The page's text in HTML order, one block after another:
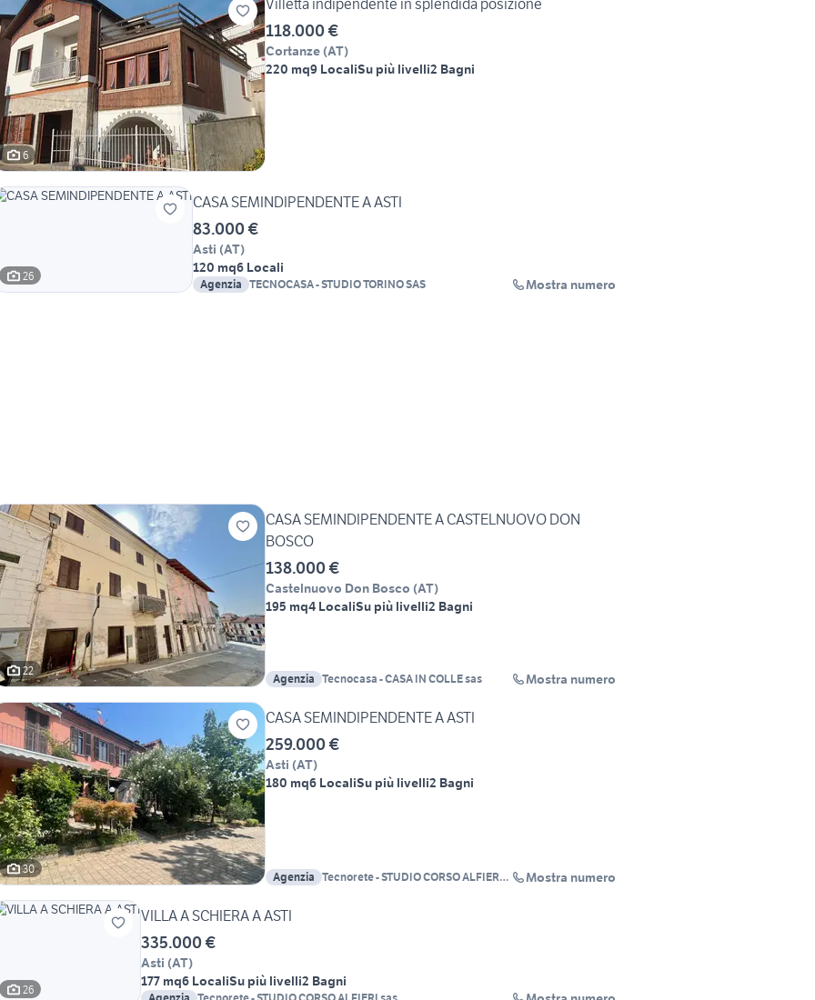
6
Villetta indipendente in splendida posizione
118.000 €
Cortanze (AT)
220 mq9 LocaliSu più livelli2 Bagni
26
CASA SEMINDIPENDENTE A ASTI
83.000 €
Asti (AT)
120 mq6 Locali
Agenzia TECNOCASA - STUDIO TORINO SAS Mostra numero
22
CASA SEMINDIPENDENTE A CASTELNUOVO DON
BOSCO
138.000 €
Castelnuovo Don Bosco (AT)
195 mq4 LocaliSu più livelli2 Bagni
Agenzia Tecnocasa - CASA IN COLLE sas Mostra numero
30
CASA SEMINDIPENDENTE A ASTI
259.000 €
Asti (AT)
180 mq6 LocaliSu più livelli2 Bagni
Agenzia Tecnorete - STUDIO CORSO ALFIERI
Mostra numero
26
VILLA A SCHIERA A ASTI
335.000 €
Asti (AT)
177 mq6 LocaliSu più livelli2 Bagni